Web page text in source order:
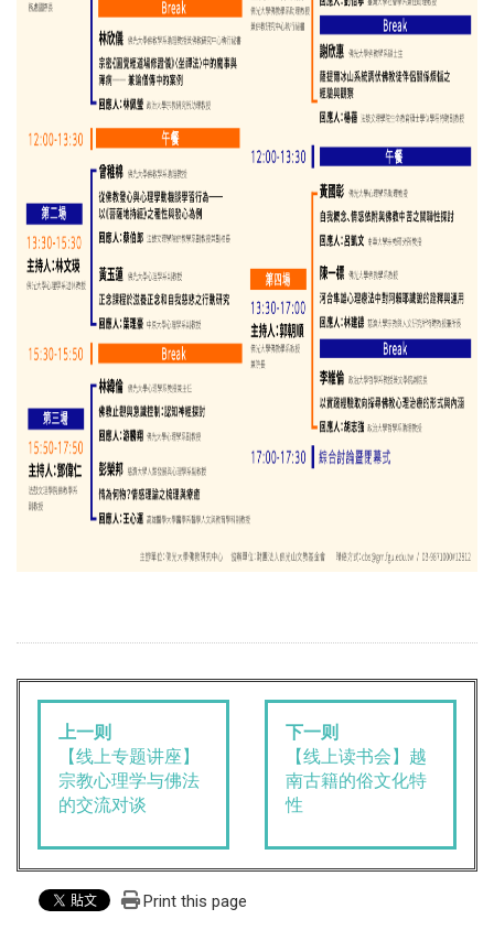
上一则
【线上专题讲座】
宗教心理学与佛法
的交流对谈
下一则
【线上读书会】越
南古籍的俗文化特
性
Print this page